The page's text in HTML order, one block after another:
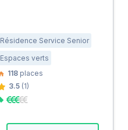
Résidence Service Senior
Espaces verts
118 places
3.5 (1)